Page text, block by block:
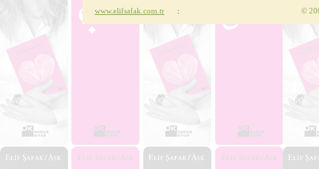
www.elifsafak.com.tr : ©